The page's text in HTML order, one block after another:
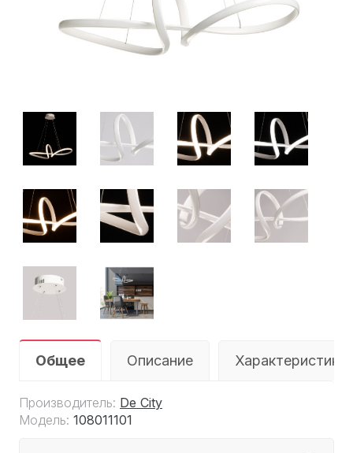
Общее Описание Характеристики
Производитель: De City
Модель: 108011101